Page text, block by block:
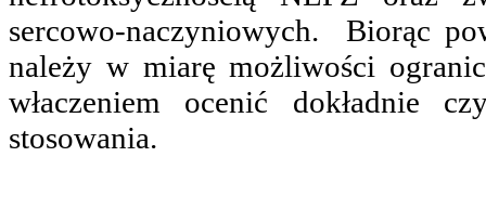
sercowo-naczyniowych. Biorąc
należy w miarę możliwości
właczeniem ocenić dokładnie
stosowania.